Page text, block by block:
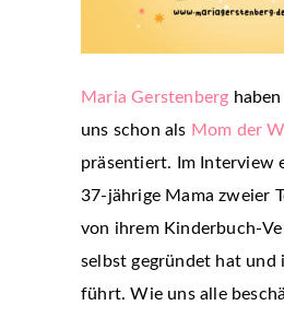
Maria Gerstenberg
uns schon als Mom der
präsentiert. Im Interview
37-jährige Mama zweier
von ihrem Kinderbuch-
selbst gegründet hat und
führt. Wie uns alle